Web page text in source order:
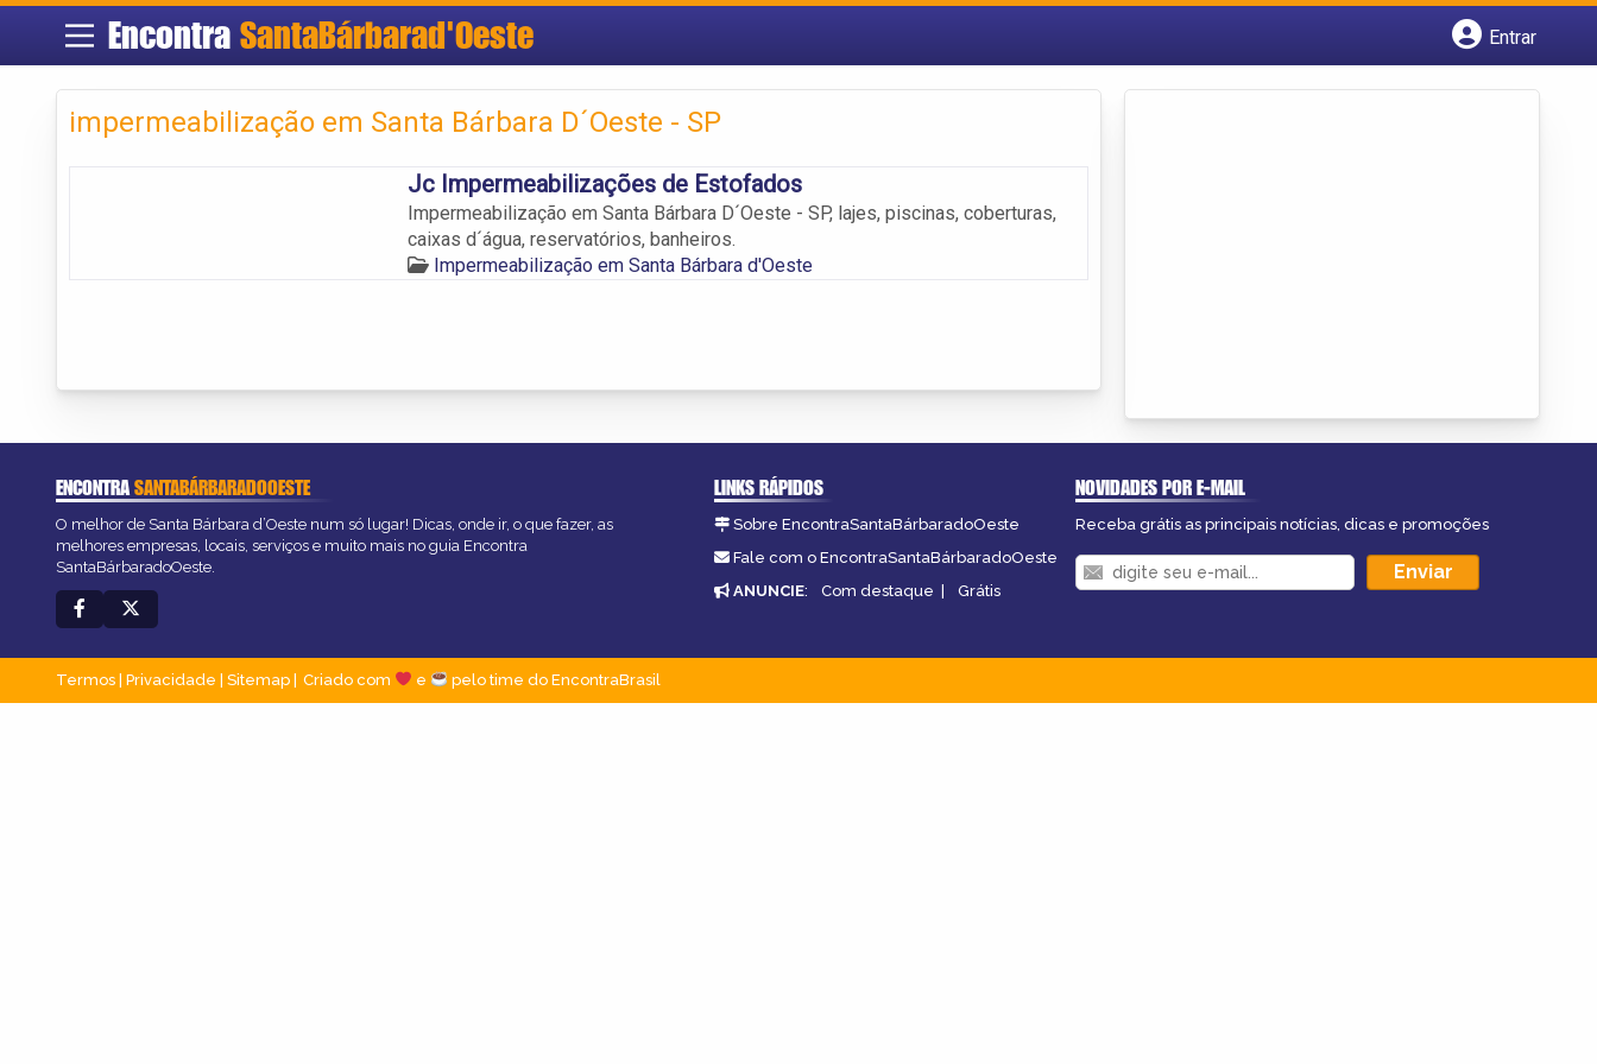
Encontra SantaBárbarad'Oeste
Entrar
impermeabilização em Santa Bárbara D´Oeste - SP
Jc Impermeabilizações de Estofados
Impermeabilização em Santa Bárbara D´Oeste - SP, lajes, piscinas, coberturas,
caixas d´água, reservatórios, banheiros.
Impermeabilização em Santa Bárbara d'Oeste
ENCONTRASANTABÁRBARADOOESTE
O melhor de Santa Bárbara d’Oeste num só lugar! Dicas, onde ir, o que fazer, as
melhores empresas, locais, serviços e muito mais no guia Encontra
SantaBárbaradoOeste.
LINKS RÁPIDOS
Sobre EncontraSantaBárbaradoOeste
Fale com o EncontraSantaBárbaradoOeste
ANUNCIE: Com destaque | Grátis
NOVIDADES POR E-MAIL
Receba grátis as principais notícias, dicas e promoções
Termos | Privacidade | Sitemap Criado com e pelo time do EncontraBrasil